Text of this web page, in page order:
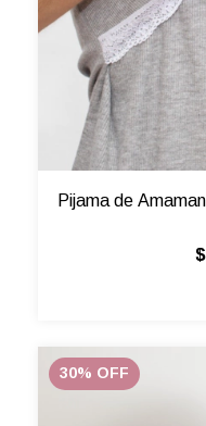
Pijama de
30% OFF